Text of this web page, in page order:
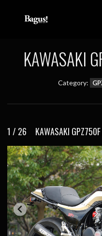
KAWASAKI
Category:
1 / 26 KAWASAKI GPZ750F